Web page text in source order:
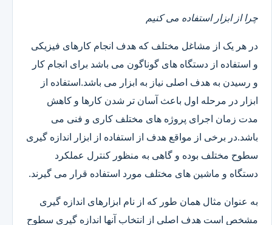
چرا از ابزار استفاده می کنیم
در هر یک از مشاغل مختلف که هدف انجام کارهای فیزیکی
و استفاده از دستگاه های گوناگون می باشد برای انجام کار
و رسیدن به هدف اصلی نیاز به ابزار می باشد.استفاده از
ابزار در مرحله اول باعث آسان تر شدن کارها و کاهش
مدت زمان اجرای پروژه های مختلف کاری و فنی می
باشد.در برخی از مواقع هدف از استفاده از ابزار اندازه گیری
سطوح مختلف بوده و گاهی به منظور کنترل عملکرد
دستگاه و ماشین های مختلف مورد استفاده قرار می گیرند.
به عنوان مثال همان طور که از نام ابزارهای اندازه گیری
مشخص است هدف اصلی از انتخاب آنها اندازه گیری سطوح